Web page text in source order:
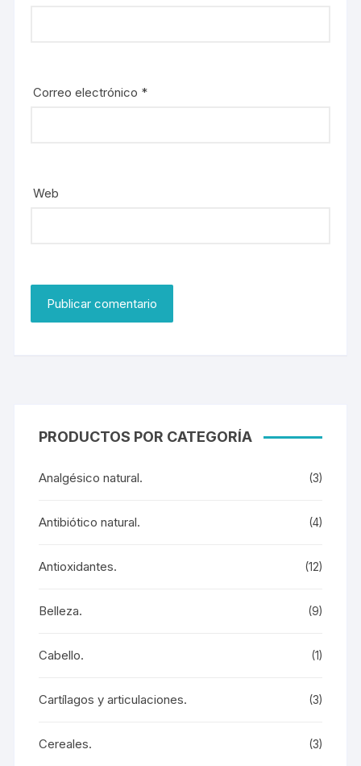
Correo electrónico *
Web
PRODUCTOS POR CATEGORÍA
Analgésico natural. (3)
Antibiótico natural. (4)
Antioxidantes. (12)
Belleza. (9)
Cabello. (1)
Cartílagos y articulaciones. (3)
Cereales. (3)